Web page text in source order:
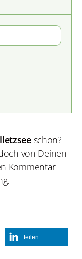
schon?
von Deinen
Kommentar –
teilen